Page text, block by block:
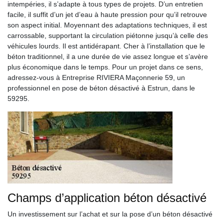
intempéries, il s’adapte à tous types de projets. D’un entretien
facile, il suffit d’un jet d’eau à haute pression pour qu’il retrouve
son aspect initial. Moyennant des adaptations techniques, il est
carrossable, supportant la circulation piétonne jusqu’à celle des
véhicules lourds. Il est antidérapant. Cher à l’installation que le
béton traditionnel, il a une durée de vie assez longue et s’avère
plus économique dans le temps. Pour un projet dans ce sens,
adressez-vous à Entreprise RIVIERA Maçonnerie 59, un
professionnel en pose de béton désactivé à Estrun, dans le
59295.
Champs d’application béton désactivé
Un investissement sur l’achat et sur la pose d’un béton désactivé